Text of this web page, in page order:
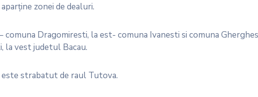
zonei de dealuri.
comuna Dragomiresti, la est- comuna Ivanesti si comuna
la vest judetul Bacau.
strabatut de raul Tutova.